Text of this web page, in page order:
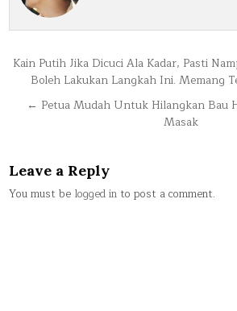
Post
navigation
Kain Putih Jika Dicuci Ala Kadar, Pasti
Boleh Lakukan Langkah Ini. Memang
← Petua Mudah Untuk Hilangkan Bau
Masak
Leave a Reply
You must be logged in to post a comment.